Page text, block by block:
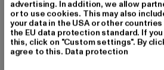
Dr.-Robert-Murjahn-Straße 7 |
DE
GRÖSSE & PASSFORM
advertising. In addition, we allow
or to use cookies. This may also
your data in the USA or other
the EU data protection standard. If
this, click on "Custom settings". By
agree to this. Data protection